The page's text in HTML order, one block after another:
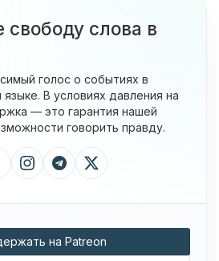
слова в
голос о событиях в
В условиях давления на
— это гарантия нашей
говорить правду.
на Patreon